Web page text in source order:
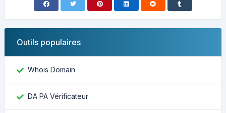
Outils populaires
Whois Domain
DA PA Vérificateur